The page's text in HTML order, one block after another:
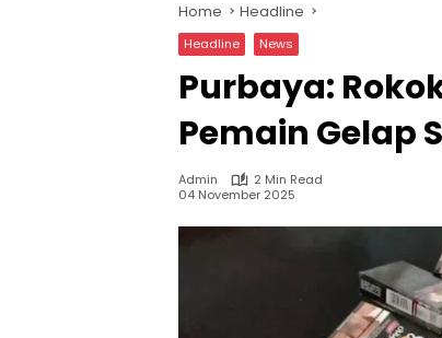
Home Headline
Headline News
Purbaya:
Pemain Gelap
Admin
2 Min Read
04 November 2025